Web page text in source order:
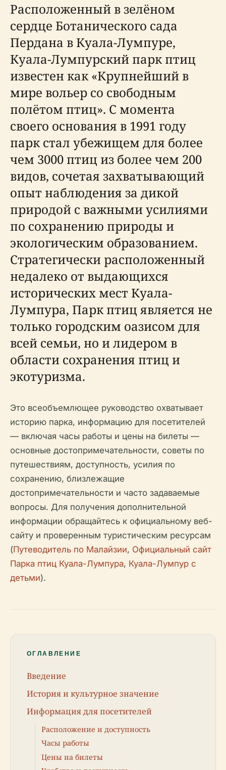
Расположенный в зелёном
сердце Ботанического сада
Пердана в Куала-Лумпуре,
Куала-Лумпурский парк птиц
известен как «Крупнейший в
мире вольер со свободным
полётом птиц». С момента
своего основания в 1991 году
парк стал убежищем для более
чем 3000 птиц из более чем 200
видов, сочетая захватывающий
опыт наблюдения за дикой
природой с важными усилиями
по сохранению природы и
экологическим образованием.
Стратегически расположенный
недалеко от выдающихся
исторических мест Куала-
Лумпура, Парк птиц является не
только городским оазисом для
всей семьи, но и лидером в
области сохранения птиц и
экотуризма.
Это всеобъемлющее руководство охватывает
историю парка, информацию для посетителей
— включая часы работы и цены на билеты —
основные достопримечательности, советы по
путешествиям, доступность, усилия по
сохранению, близлежащие
достопримечательности и часто задаваемые
вопросы. Для получения дополнительной
информации обращайтесь к официальному веб-
сайту и проверенным туристическим ресурсам
(Путеводитель по Малайзии, Официальный сайт
Парка птиц Куала-Лумпура, Куала-Лумпур с
детьми).
ОГЛАВЛЕНИЕ
Введение
История и культурное значение
Информация для посетителей
Расположение и доступность
Часы работы
Цены на билеты